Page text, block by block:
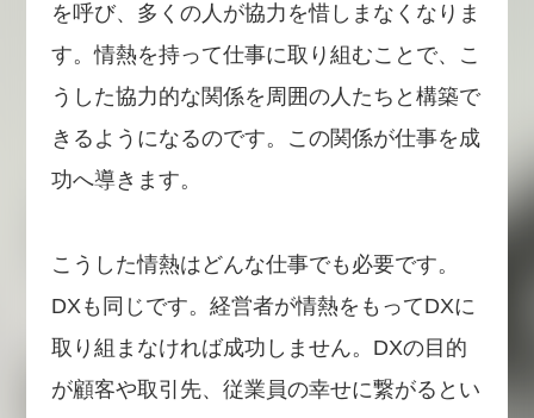
を呼び、多くの人が協力を惜しまなくなりま
す。情熱を持って仕事に取り組むことで、こ
うした協力的な関係を周囲の人たちと構築で
きるようになるのです。この関係が仕事を成
功へ導きます。
こうした情熱はどんな仕事でも必要です。
DXも同じです。経営者が情熱をもってDXに
取り組まなければ成功しません。DXの目的
が顧客や取引先、従業員の幸せに繋がるとい